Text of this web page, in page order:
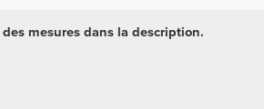
mesures dans la description.